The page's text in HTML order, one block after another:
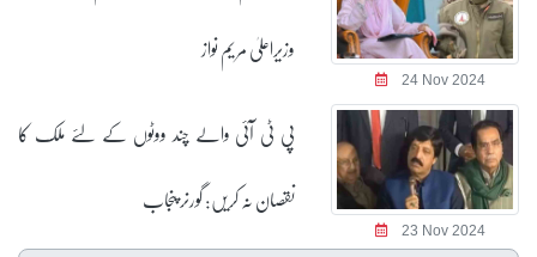
24 Nov 2024
وزیراعلیٰ مریم نواز
23 Nov 2024
پی ٹی آئی والے چند ووٹوں کے لئے ملک کا
نقصان نہ کریں: گورنر پنجاب